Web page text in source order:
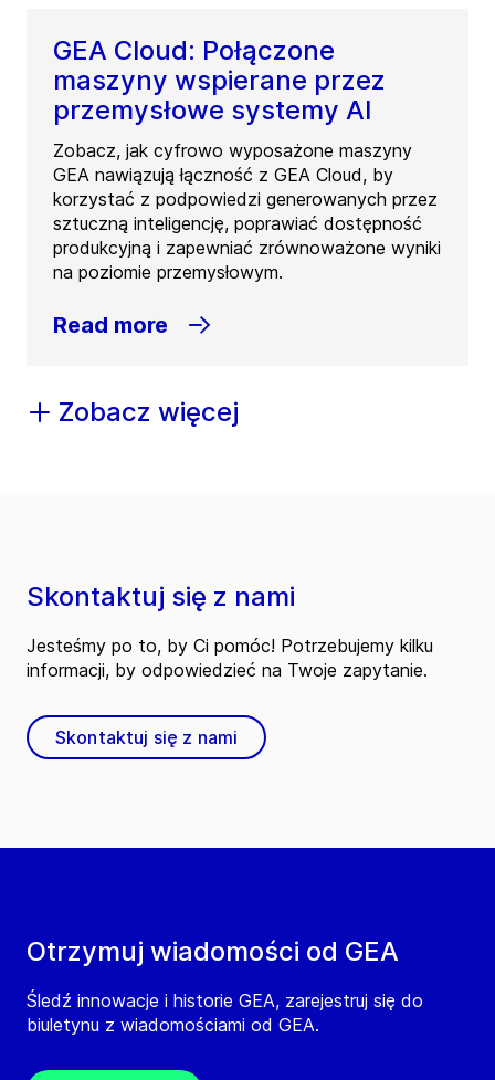
GEA Cloud: Połączone
maszyny wspierane przez
przemysłowe systemy AI
Zobacz, jak cyfrowo wyposażone maszyny
GEA nawiązują łączność z GEA Cloud, by
korzystać z podpowiedzi generowanych przez
sztuczną inteligencję, poprawiać dostępność
produkcyjną i zapewniać zrównoważone wyniki
na poziomie przemysłowym.
Read more
Zobacz więcej
Otrzymuj wiadomości od GEA
Śledź innowacje i historie GEA, zarejestruj się do
biuletynu z wiadomościami od GEA.
Skontaktuj się z nami
Jesteśmy po to, by Ci pomóc! Potrzebujemy kilku
informacji, by odpowiedzieć na Twoje zapytanie.
Skontaktuj się z nami